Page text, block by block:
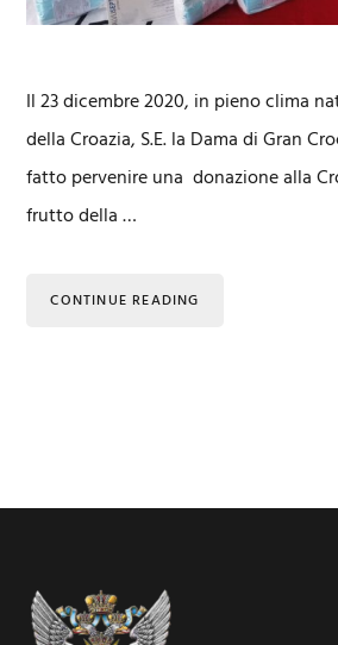
Il 23 dicembre 2020, in pieno clima
della Croazia, S.E. la Dama di Gran
fatto pervenire una donazione alla
frutto della …
CONTINUE READING
Footer